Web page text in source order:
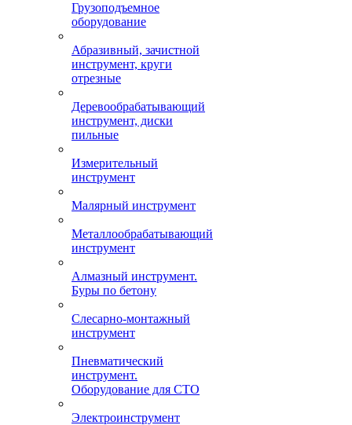
Грузоподъемное
оборудование
Абразивный, зачистной
инструмент, круги
отрезные
Деревообрабатывающий
инструмент, диски
пильные
Измерительный
инструмент
Малярный инструмент
Металлообрабатывающий
инструмент
Алмазный инструмент.
Буры по бетону
Слесарно-монтажный
инструмент
Пневматический
инструмент.
Оборудование для СТО
Электроинструмент